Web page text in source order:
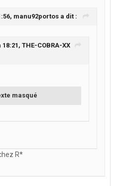
manu92portos a dit :
18:21, THE-COBRA-XX
masqué
R*